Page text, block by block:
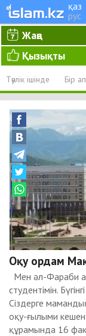
қаз
рус
Жаңа
Қызықты
Тәулік ішінде Бір
Оқу ордам
Мен әл-Фараби
студентімін.
Сіздерге
оқу-ғылыми
құрамында 16